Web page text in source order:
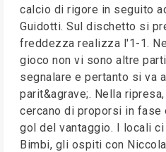
calcio di rigore in seguito
Guidotti. Sul dischetto si
freddezza realizza l'1-1.
gioco non vi sono altre
segnalare e pertanto si va
parit&agrave;. Nella
cercano di proporsi in
gol del vantaggio. I locali
Bimbi, gli ospiti con